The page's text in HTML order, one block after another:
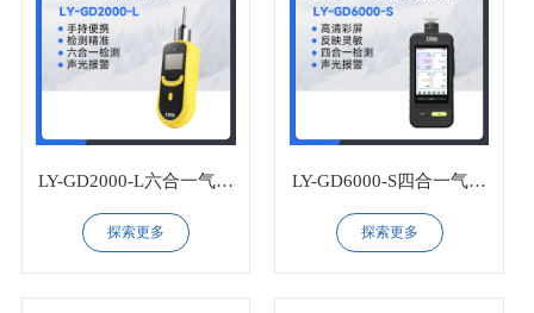
LY-GD2000-L六合一气体
分析仪
探索更多
LY-GD6000-S四合一气体
分析仪
探索更多